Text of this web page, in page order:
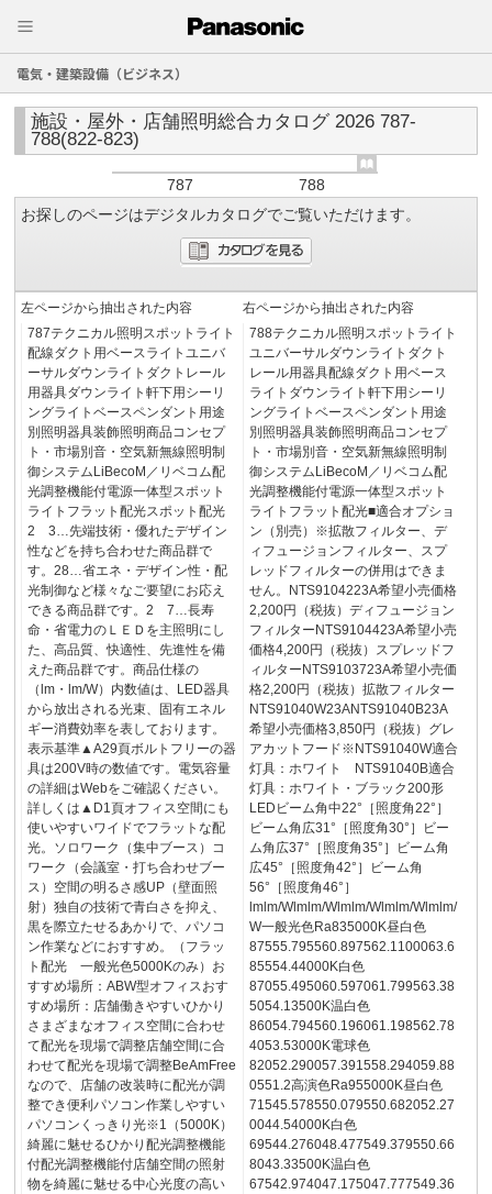
電気・建築設備（ビジネス）
施設・屋外・店舗照明総合カタログ 2026 787-
788(822-823)
787
788
お探しのページはデジタルカタログでご覧いただけます。
左ページから抽出された内容
787テクニカル照明スポットライト
配線ダクト用ベースライトユニバ
ーサルダウンライトダクトレール
用器具ダウンライト軒下用シーリ
ングライトベースペンダント用途
別照明器具装飾照明商品コンセプ
ト・市場別音・空気新無線照明制
御システムLiBecoM／リベコム配
光調整機能付電源一体型スポット
ライトフラット配光スポット配光
2 3…先端技術・優れたデザイン
性などを持ち合わせた商品群で
す。28…省エネ・デザイン性・配
光制御など様々なご要望にお応え
できる商品群です。2 7…長寿
命・省電力のＬＥＤを主照明にし
た、高品質、快適性、先進性を備
えた商品群です。商品仕様の
（lm・lm/W）内数値は、LED器具
から放出される光束、固有エネル
ギー消費効率を表しております。
表示基準▲A29頁ボルトフリーの器
具は200V時の数値です。電気容量
の詳細はWebをご確認ください。
詳しくは▲D1頁オフィス空間にも
使いやすいワイドでフラットな配
光。ソロワーク（集中ブース）コ
ワーク（会議室・打ち合わせブー
ス）空間の明るさ感UP（壁面照
射）独自の技術で青白さを抑え、
黒を際立たせるあかりで、パソコ
ン作業などにおすすめ。（フラッ
ト配光 一般光色5000Kのみ）お
すすめ場所：ABW型オフィスおす
すめ場所：店舗働きやすいひかり
さまざまなオフィス空間に合わせ
て配光を現場で調整店舗空間に合
わせて配光を現場で調整BeAmFree
なので、店舗の改装時に配光が調
整でき便利パソコン作業しやすい
パソコンくっきり光※1（5000K）
綺麗に魅せるひかり配光調整機能
付配光調整機能付店舗空間の照射
物を綺麗に魅せる中心光度の高い
右ページから抽出された内容
788テクニカル照明スポットライト
ユニバーサルダウンライトダクト
レール用器具配線ダクト用ベース
ライトダウンライト軒下用シーリ
ングライトベースペンダント用途
別照明器具装飾照明商品コンセプ
ト・市場別音・空気新無線照明制
御システムLiBecoM／リベコム配
光調整機能付電源一体型スポット
ライトフラット配光■適合オプショ
ン（別売）※拡散フィルター、デ
ィフュージョンフィルター、スプ
レッドフィルターの併用はできま
せん。NTS9104223A希望小売価格
2,200円（税抜）ディフュージョン
フィルターNTS9104423A希望小売
価格4,200円（税抜）スプレッドフ
ィルターNTS9103723A希望小売価
格2,200円（税抜）拡散フィルター
NTS91040W23ANTS91040B23A
希望小売価格3,850円（税抜）グレ
アカットフード※NTS91040W適合
灯具：ホワイト NTS91040B適合
灯具：ホワイト・ブラック200形
LEDビーム角中22°［照度角22°］
ビーム角広31°［照度角30°］ビー
ム角広37°［照度角35°］ビーム角
広45°［照度角42°］ビーム角
56°［照度角46°］
lmlm/Wlmlm/Wlmlm/Wlmlm/Wlmlm/
W一般光色Ra835000K昼白色
87555.795560.897562.1100063.6
85554.44000K白色
87055.495060.597061.799563.38
5054.13500K温白色
86054.794560.196061.198562.78
4053.53000K電球色
82052.290057.391558.294059.88
0551.2高演色Ra955000K昼白色
71545.578550.079550.682052.27
0044.54000K白色
69544.276048.477549.379550.66
8043.33500K温白色
67542.974047.175047.777549.36